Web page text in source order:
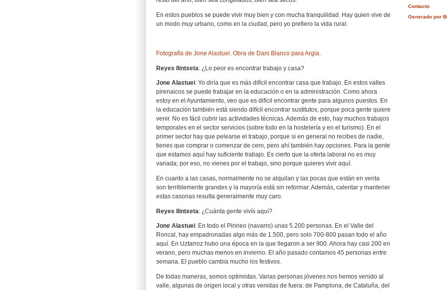
En estos pueblos se puede vivir muy bien y con mucha tranquilidad. Hay quien vive de
un modo muy urbano, como en la ciudad, pero yo prefiero la vida rural.
Fotografía de Jone Alastuei. Obra de Dani Blanco para Argia
Reyes Ilintxeta: ¿Lo peor es encontrar trabajo y casa?
Jone Alastuei: Yo diría que es más difícil encontrar casa que trabajo. En estos valles
pirenaicos se puede trabajar en la educación o en la administración. Como ahora
estoy en el Ayuntamiento, veo que es difícil encontrar gente para algunos puestos. En
la educación también está siendo difícil encontrar sustitutos, porque poca gente quiere
venir. No es fácil cubrir las actividades técnicas. Además de esto, hay muchos trabajos
temporales en el sector servicios (sobre todo en la hostelería y en el turismo). En el
primer sector hay que pelearse el trabajo, porque si en general no recibes de nadie,
tienes que comprar o comenzar de cero, pero ahí también hay opciones. Para la gente
que estamos aquí hay suficiente trabajo. Es cierto que la oferta laboral no es muy
variada; por eso, no vienes por el trabajo, sino porque quieres vivir aquí.
En cuanto a las casas, normalmente no se alquilan y las pocas que están en venta
son terriblemente grandes y la mayoría está sin reformar. Además, calentar y mantener
estas casonas resulta generalmente muy caro.
Reyes Ilintxeta: ¿Cuánta gente vivís aquí?
Jone Alastuei: En todo el Pirineo (navarro) unas 5.200 personas. En el Valle del
Roncal, hay empadronadas algo más de 1.500, pero solo 700-800 pasan todo el año
aquí. En Uztarroz hubo una época en la que llegaron a ser 900. Ahora hay casi 200 en
verano, pero muchas menos en invierno. El año pasado contamos 45 personas entre
semana. El pueblo cambia mucho los festivos.
De todas maneras, somos optimistas. Varias personas jóvenes nos hemos venido al
valle, algunas de origen local y otras venidas de fuera: de Pamplona, de Cataluña, del
Contacto
Generado por